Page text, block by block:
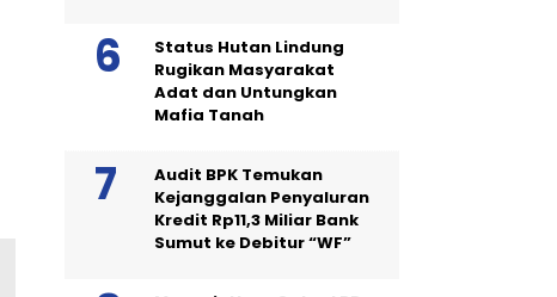
Status Hutan Lindung
Rugikan Masyarakat
Adat dan Untungkan
Mafia Tanah
Audit BPK Temukan
Kejanggalan Penyaluran
Kredit Rp11,3 Miliar Bank
Sumut ke Debitur “WF”